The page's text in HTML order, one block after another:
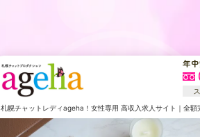
年
札幌チャットレディageha！女性専用 高収入求人サイト ｜ 全額